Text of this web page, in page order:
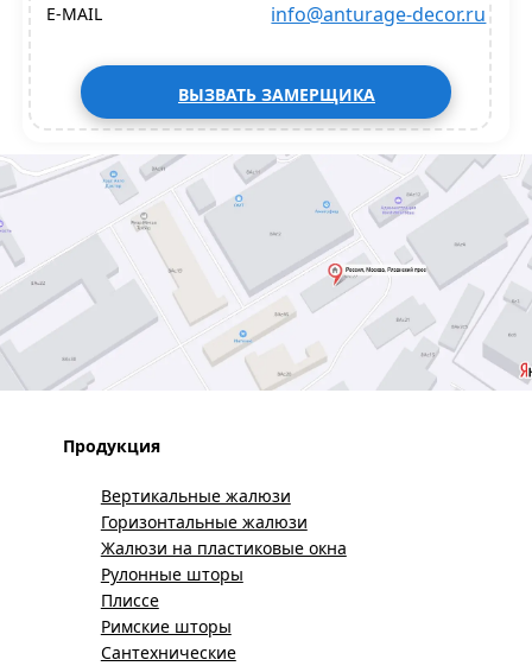
E-MAIL info@anturage-decor.ru
ВЫЗВАТЬ ЗАМЕРЩИКА
Продукция
Вертикальные жалюзи
Горизонтальные жалюзи
Жалюзи на пластиковые окна
Рулонные шторы
Плиссе
Римские шторы
Сантехнические